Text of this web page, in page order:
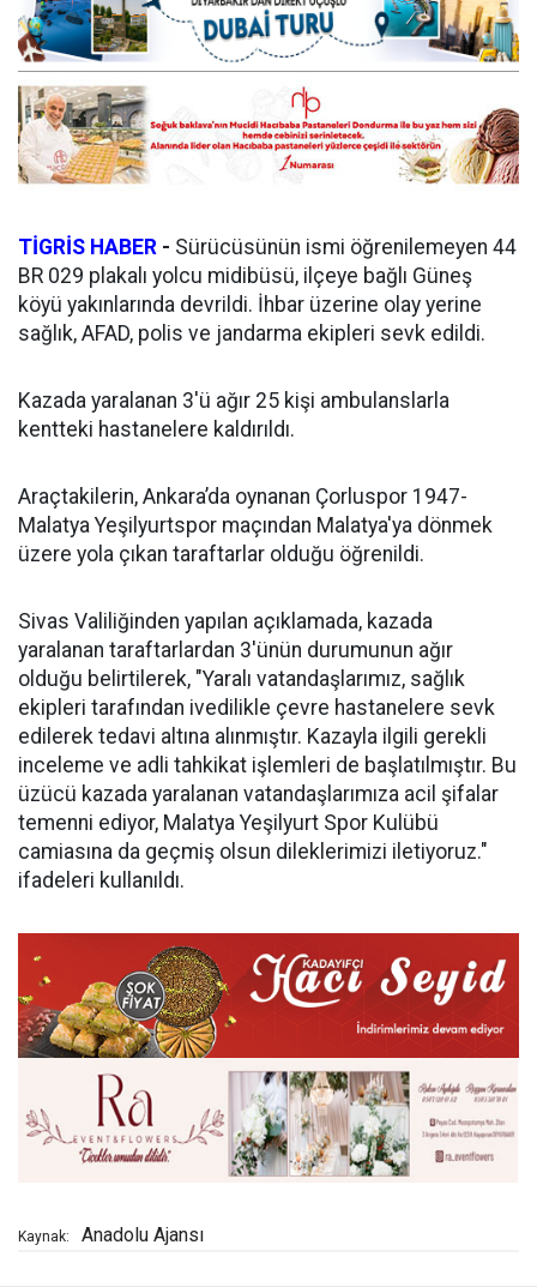
TİGRİS HABER - Sürücüsünün ismi öğrenilemeyen 44
BR 029 plakalı yolcu midibüsü, ilçeye bağlı Güneş
köyü yakınlarında devrildi. İhbar üzerine olay yerine
sağlık, AFAD, polis ve jandarma ekipleri sevk edildi.
Kazada yaralanan 3'ü ağır 25 kişi ambulanslarla
kentteki hastanelere kaldırıldı.
Araçtakilerin, Ankara’da oynanan Çorluspor 1947-
Malatya Yeşilyurtspor maçından Malatya'ya dönmek
üzere yola çıkan taraftarlar olduğu öğrenildi.
Sivas Valiliğinden yapılan açıklamada, kazada
yaralanan taraftarlardan 3'ünün durumunun ağır
olduğu belirtilerek, "Yaralı vatandaşlarımız, sağlık
ekipleri tarafından ivedilikle çevre hastanelere sevk
edilerek tedavi altına alınmıştır. Kazayla ilgili gerekli
inceleme ve adli tahkikat işlemleri de başlatılmıştır. Bu
üzücü kazada yaralanan vatandaşlarımıza acil şifalar
temenni ediyor, Malatya Yeşilyurt Spor Kulübü
camiasına da geçmiş olsun dileklerimizi iletiyoruz."
ifadeleri kullanıldı.
Kaynak: Anadolu Ajansı